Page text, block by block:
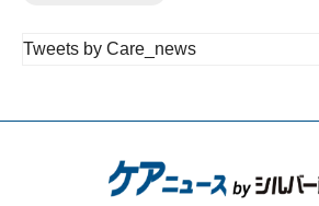
Tweets by Care_news